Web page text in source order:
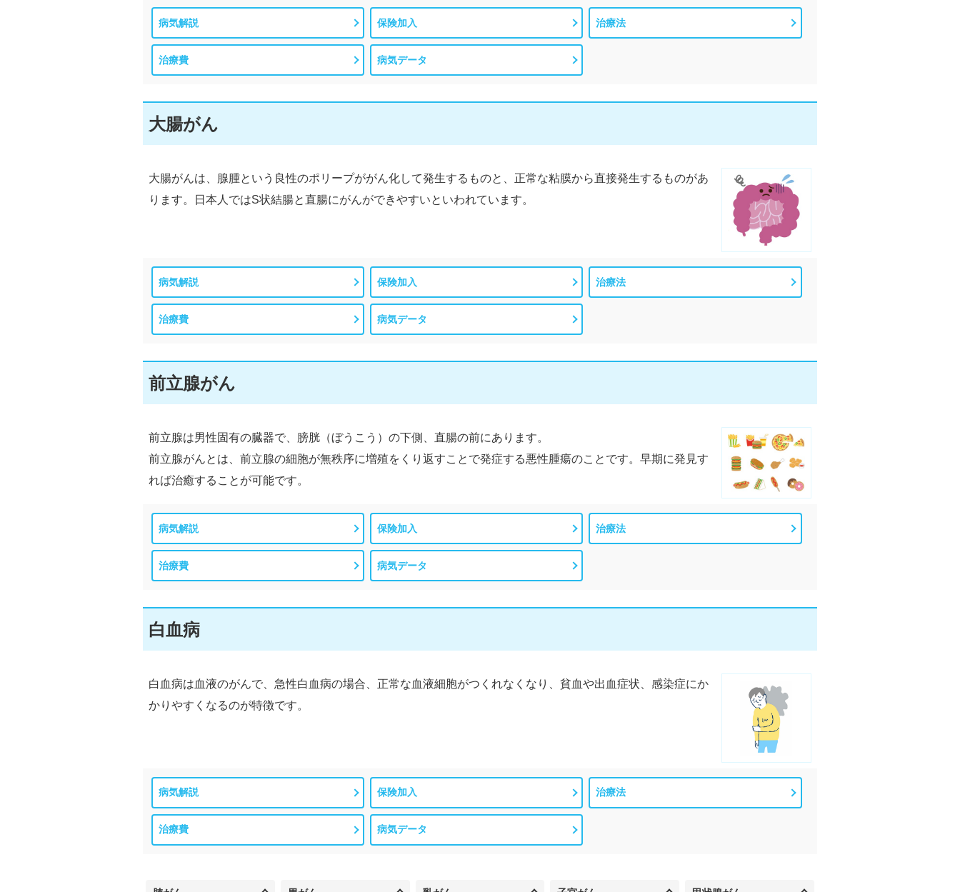
病気解説 保険加入 治療法
治療費 病気データ
大腸がん
大腸がんは、腺腫という良性のポリープががん化して発生するものと、正常な粘膜から直接発生するものがあ
ります。日本人ではS状結腸と直腸にがんができやすいといわれています。
病気解説 保険加入 治療法
治療費 病気データ
前立腺がん
前立腺は男性固有の臓器で、膀胱（ぼうこう）の下側、直腸の前にあります。
前立腺がんとは、前立腺の細胞が無秩序に増殖をくり返すことで発症する悪性腫瘍のことです。早期に発見す
れば治癒することが可能です。
病気解説 保険加入 治療法
治療費 病気データ
白血病
白血病は血液のがんで、急性白血病の場合、正常な血液細胞がつくれなくなり、貧血や出血症状、感染症にか
かりやすくなるのが特徴です。
病気解説 保険加入 治療法
治療費 病気データ